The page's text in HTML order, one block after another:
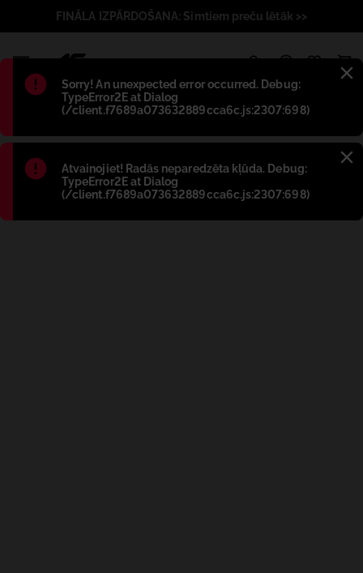
Błąd:
Sorry! An unexpected error occurred. Debug:
TypeError2E at Dialog
(/client.f7689a073632889cca6c.js:2307:698)
Błąd:
Atvainojiet! Radās neparedzēta kļūda. Debug:
TypeError2E at Dialog
(/client.f7689a073632889cca6c.js:2307:698)
FINĀLA IZPĀRDOŠANA: Simtiem preču lētāk >>